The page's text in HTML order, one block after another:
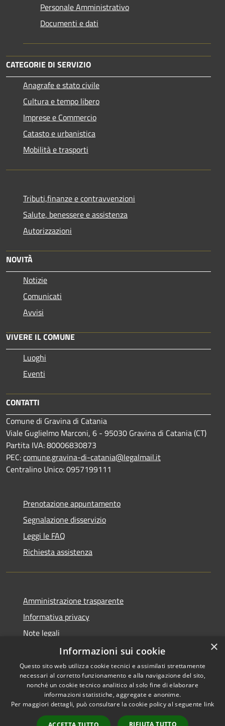
Personale Amministrativo
Documenti e dati
CATEGORIE DI SERVIZIO
Anagrafe e stato civile
Cultura e tempo libero
Imprese e Commercio
Catasto e urbanistica
Mobilità e trasporti
Tributi,finanze e contravvenzioni
Salute, benessere e assistenza
Autorizzazioni
NOVITÀ
Notizie
Comunicati
Avvisi
VIVERE IL COMUNE
Luoghi
Eventi
CONTATTI
Comune di Gravina di Catania
Viale Guglielmo Marconi, 6 - 95030 Gravina di Catania (CT)
Partita IVA: 80006830873
PEC:comune.gravina-di-catania@legalmail.it
Centralino Unico: 0957199111
Prenotazione appuntamento
Segnalazione disservizio
Leggi le FAQ
Richiesta assistenza
Amministrazione trasparente
Informativa privacy
Note legali
Dichiarazione di accessibilità
RSS
Accessibilità
Copyright © 2026 • Comune di
Gravina di Catania • Powered
×
Informazioni sui cookie
Questo sito web utilizza cookie tecnici e assimilati strettamente
necessari al corretto funzionamento e alla navigazione del sito,
nonché un cookie tecnico analitico al solo fine di elaborare
informazioni statistiche, aggregate e anonime.
Per maggiori dettagli, può consultare la cookie policy al seguente link
RIFIUTA TUTTO